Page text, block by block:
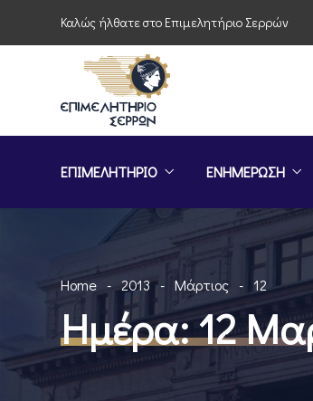
Καλώς ήλθατε στο Επιμελητήριο Σερρών
Παρέμβαση του
ΕΠΙΜΕΛΗΤΗΡΙΟ ΕΝΗΜΕΡΩΣΗ
Home 2013 Μάρτιος 12
Ημέρα:12